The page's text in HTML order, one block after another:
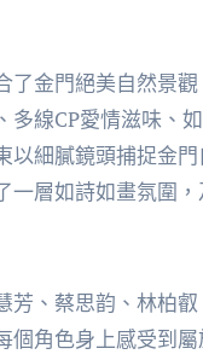
了金門絕美自然景
多線CP愛情滋味、
以細膩鏡頭捕捉金
一層如詩如畫氛圍
芳、蔡思韵、林柏
個角色身上感受到